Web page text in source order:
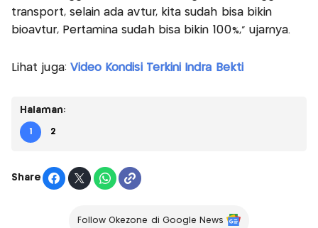
transport, selain ada avtur, kita sudah bisa bikin
bioavtur, Pertamina sudah bisa bikin 100%,” ujarnya.
Lihat juga: Video Kondisi Terkini Indra Bekti
Halaman:
1 2
Share
Follow Okezone di Google News